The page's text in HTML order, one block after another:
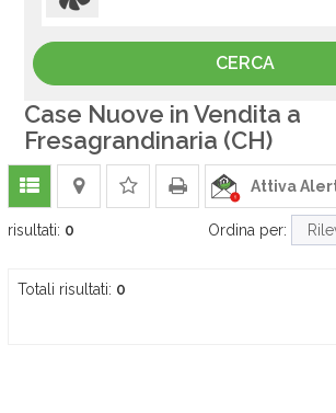
Case Nuove in Vendita a
Fresagrandinaria (CH)
Attiva
risultati: 0 Ordina per:
Totali risultati: 0